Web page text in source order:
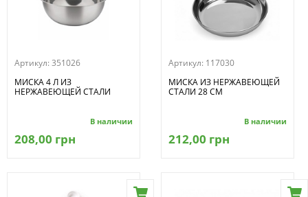
Артикул: 351026
МИСКА 4 Л ИЗ
НЕРЖАВЕЮЩЕЙ СТАЛИ
В наличии
208,00 грн
Артикул: 117030
МИСКА ИЗ НЕРЖАВЕЮЩЕЙ
СТАЛИ 28 СМ
В наличии
212,00 грн